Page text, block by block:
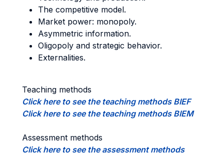
The competitive model.
Market power: monopoly.
Asymmetric information.
Oligopoly and strategic behavior.
Externalities.
Teaching methods
Click here to see the teaching methods BIEF
Click here to see the teaching methods BIEM
Assessment methods
Click here to see the assessment methods